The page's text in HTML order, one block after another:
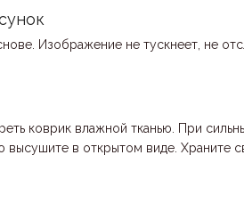
Изображение не тускнеет, не
коврик влажной тканью. При
высушите в открытом виде. Храните